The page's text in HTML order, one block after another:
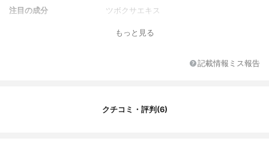
注目の成分
ツボクサエキス
シクロペンタシロキサン、水、メトキシケ
イヒ酸エチルヘキシル、ホモサレート、サ
セスキオキサン、トリ（カプリル酸／カプ
安息香酸ヘキシル、酸化チタン、カプリリ
もっと見る
記載情報ミス報告
クチコミ・評判(6)